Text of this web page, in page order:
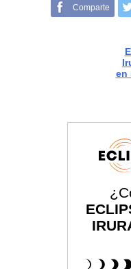
Comparte
en